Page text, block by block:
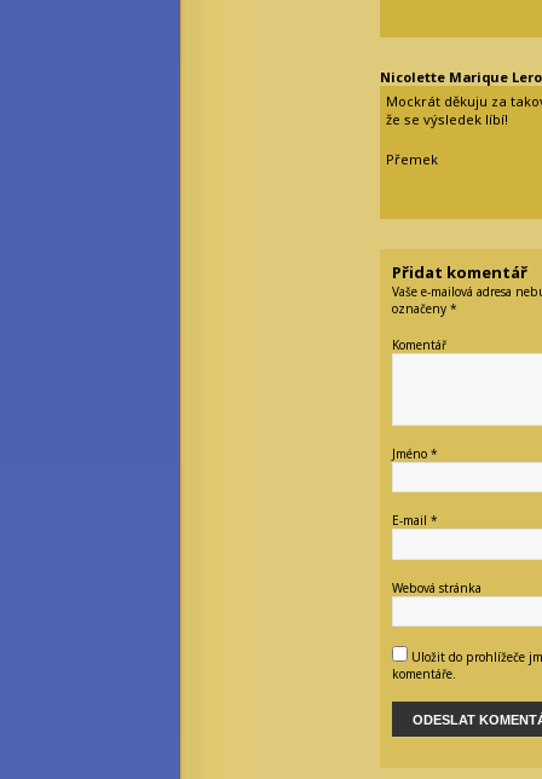
Nicolette Marique
Mockrát děkuju za
že se výsledek líbí!
Přemek
Přidat komentář
Vaše e-mailová adresa
označeny *
Komentář
Jméno *
E-mail *
Webová stránka
Uložit do prohlížeče
komentáře.